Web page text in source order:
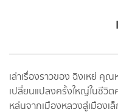
เล่าเรื่องราวของ ฉิงเหย่ คุ
เปลี่ยนแปลงครั้งใหญ่ในชีวิ
หล่นจากเมืองหลวงสู่เมืองเ